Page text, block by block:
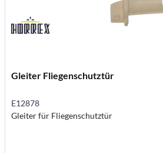
Gleiter Fliegenschutztür
E12878
Gleiter für Fliegenschutztür